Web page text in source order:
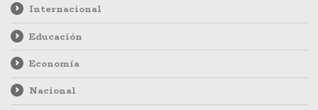
Internacional
Educación
Economía
Nacional